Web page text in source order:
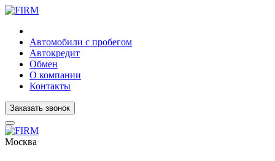
Автомобили с пробегом
Автокредит
Обмен
О компании
Контакты
Заказать звонок
Москва